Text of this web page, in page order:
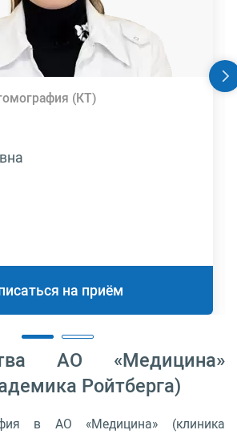
(КТ)
на приём
АО «Медицина»
Ройтберга)
в АО «Медицина» (клиника